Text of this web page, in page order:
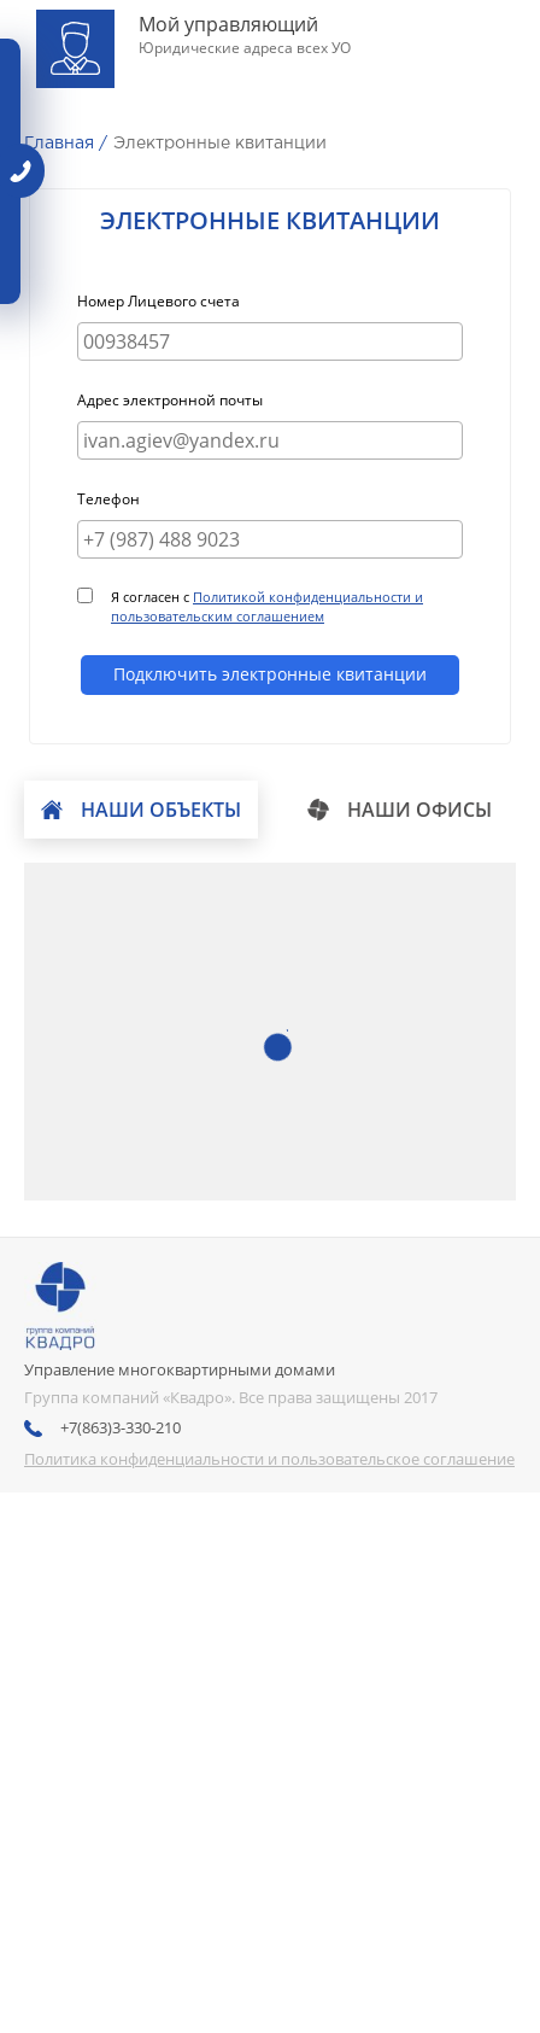
Мой управляющий
Юридические адреса всех УО
Главная / Электронные квитанции
ЭЛЕКТРОННЫЕ КВИТАНЦИИ
Номер Лицевого счета
Адрес электронной почты
Телефон
Я согласен с Политикой конфиденциальности и
пользовательским соглашением
Подключить электронные квитанции
НАШИ ОБЪЕКТЫ НАШИ ОФИСЫ
Управление многоквартирными домами
Группа компаний «Квадро». Все права защищены 2017
+7(863)3-330-210
Политика конфиденциальности и пользовательское соглашение